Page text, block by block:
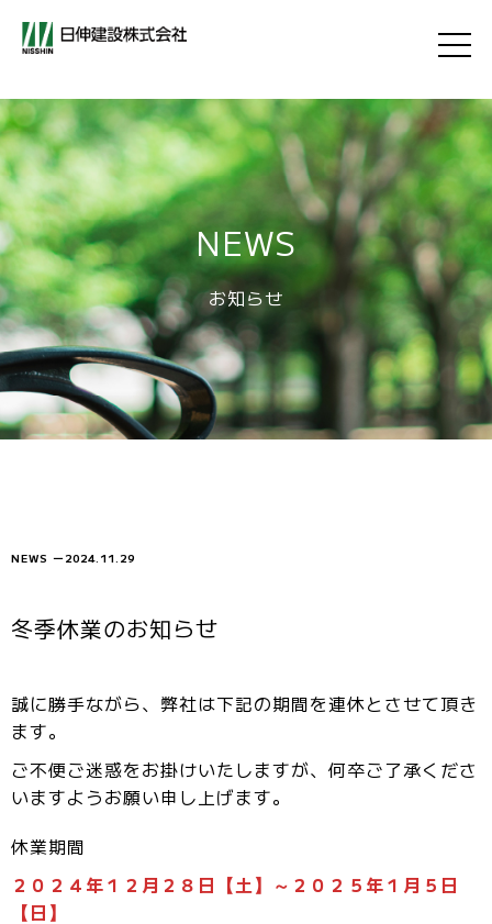
NEWS
お知らせ
NEWS ー2024.11.29
冬季休業のお知らせ
誠に勝手ながら、弊社は下記の期間を連休とさせて頂き
ます。
ご不便ご迷惑をお掛けいたしますが、何卒ご了承くださ
いますようお願い申し上げます。
休業期間
２０２４年１２月２８日【土】～２０２５年１月５日
【日】